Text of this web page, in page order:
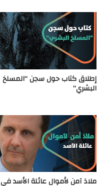
إطلاق كتاب حول سجن “المسلخ
البشري”
ملاذ آمن لأموال عائلة الأسد في